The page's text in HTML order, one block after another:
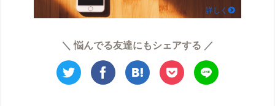
詳しく
＼ 悩んでる友達にもシェアする ／